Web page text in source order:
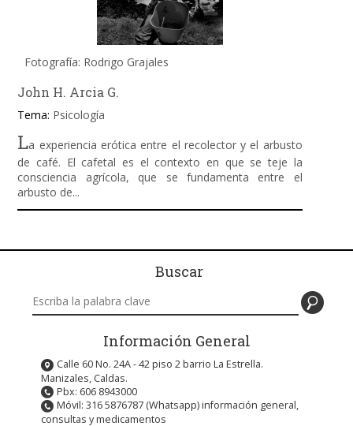
Fotografía: Rodrigo Grajales
John H. Arcia G.
Tema: Psicología
La experiencia erótica entre el recolector y el arbusto
de café. El cafetal es el contexto en que se teje la
consciencia agrícola, que se fundamenta entre el
arbusto de...
Buscar
Buscar en este sitio
Información General
Calle 60 No. 24A - 42 piso 2 barrio La Estrella.
Manizales, Caldas.
Pbx: 606 8943000
Móvil: 316 5876787 (Whatsapp) información general,
consultas y medicamentos